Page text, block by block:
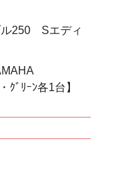
250 Sエディ
ﾞﾘｰﾝ各1台】